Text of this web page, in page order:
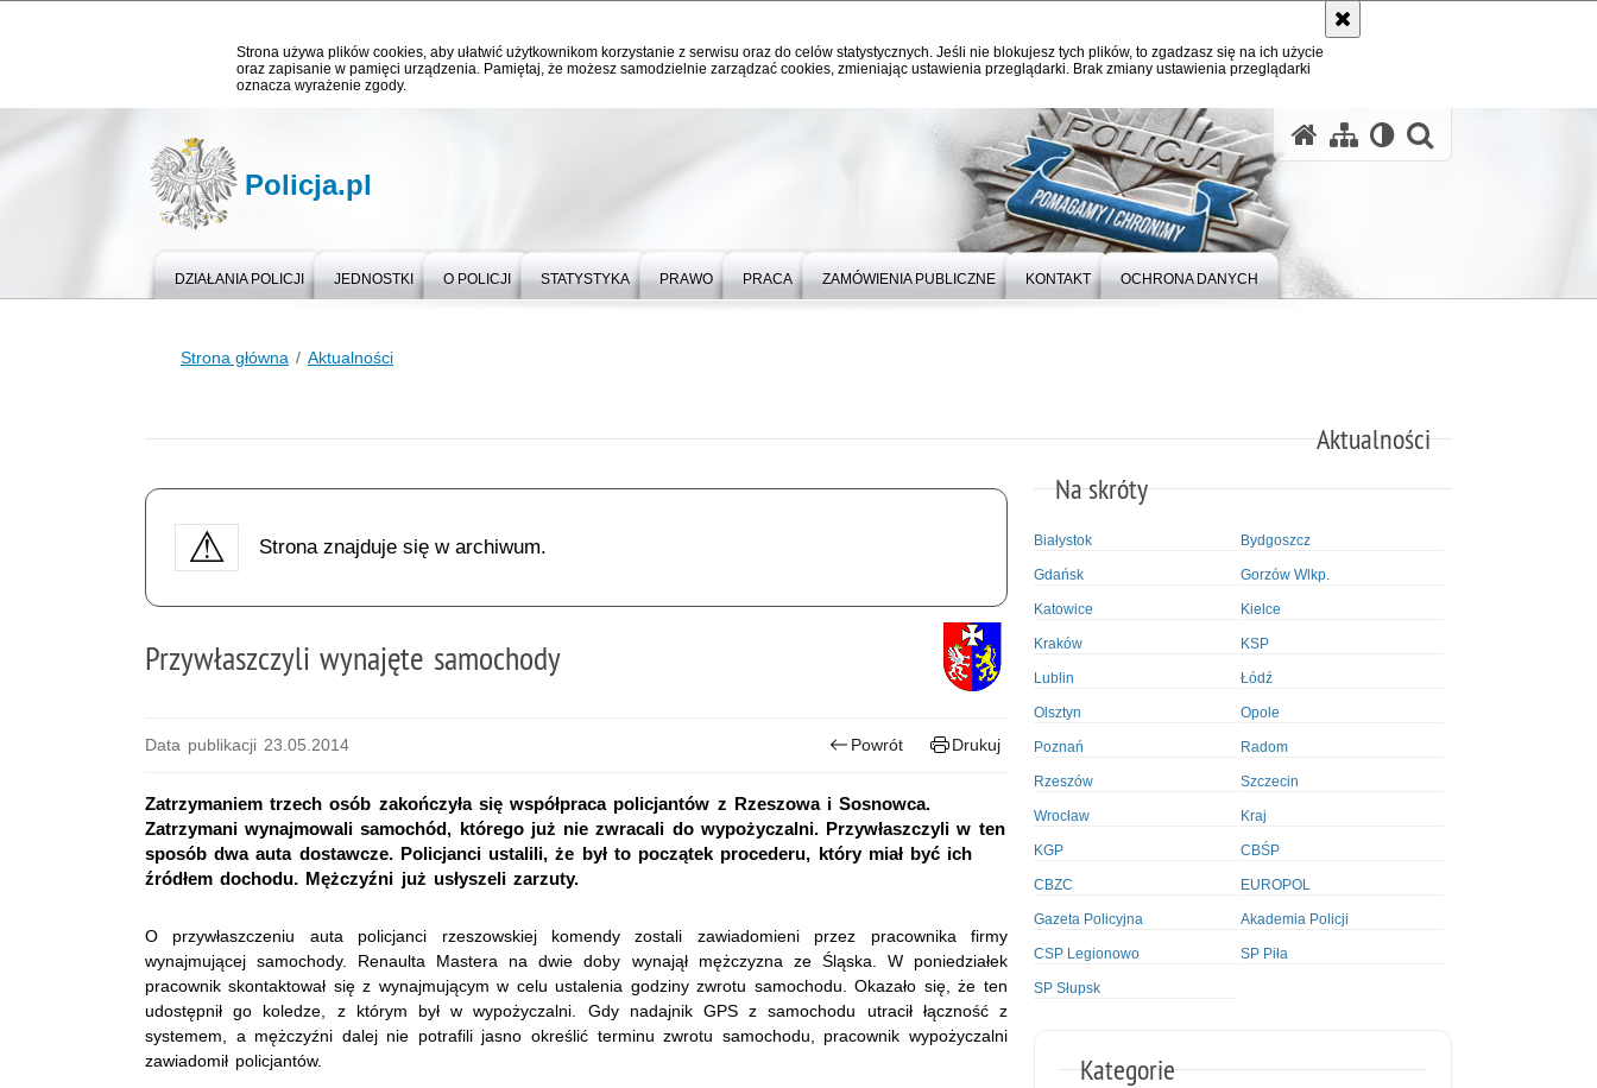
Strona używa plików cookies, aby ułatwić użytkownikom korzystanie z serwisu oraz do celów statystycznych. Jeśli nie blokujesz tych plików, to zgadzasz się na ich użycie
oraz zapisanie w pamięci urządzenia. Pamiętaj, że możesz samodzielnie zarządzać cookies, zmieniając ustawienia przeglądarki. Brak zmiany ustawienia przeglądarki
oznacza wyrażenie zgody.
Policja.pl
DZIAŁANIA POLICJI JEDNOSTKI O POLICJI STATYSTYKA PRAWO PRACA ZAMÓWIENIA PUBLICZNE KONTAKT OCHRONA DANYCH
Strona główna Aktualności
Aktualności
Strona znajduje się w archiwum.
Przywłaszczyli wynajęte samochody
Data publikacji 23.05.2014 Powrót Drukuj
Zatrzymaniem trzech osób zakończyła się współpraca policjantów z Rzeszowa i Sosnowca.
Zatrzymani wynajmowali samochód, którego już nie zwracali do wypożyczalni. Przywłaszczyli w ten
sposób dwa auta dostawcze. Policjanci ustalili, że był to początek procederu, który miał być ich
źródłem dochodu. Mężczyźni już usłyszeli zarzuty.
O przywłaszczeniu auta policjanci rzeszowskiej komendy zostali zawiadomieni przez pracownika firmy
wynajmującej samochody. Renaulta Mastera na dwie doby wynajął mężczyzna ze Śląska. W poniedziałek
pracownik skontaktował się z wynajmującym w celu ustalenia godziny zwrotu samochodu. Okazało się, że ten
udostępnił go koledze, z którym był w wypożyczalni. Gdy nadajnik GPS z samochodu utracił łączność z
systemem, a mężczyźni dalej nie potrafili jasno określić terminu zwrotu samochodu, pracownik wypożyczalni
zawiadomił policjantów.
Na skróty
Białystok Bydgoszcz
Gdańsk Gorzów Wlkp.
Katowice Kielce
Kraków KSP
Lublin Łódź
Olsztyn Opole
Poznań Radom
Rzeszów Szczecin
Wrocław Kraj
KGP CBŚP
CBZC EUROPOL
Gazeta Policyjna Akademia Policji
CSP Legionowo SP Piła
SP Słupsk
Kategorie